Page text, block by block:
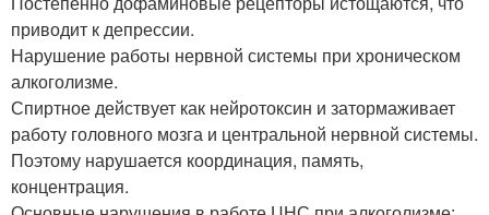
приводит к депрессии.
Нарушение работы нервной системы при хроническом
алкоголизме.
Спиртное действует как нейротоксин и затормаживает
работу головного мозга и центральной нервной системы.
Поэтому нарушается координация‍, память,
концентрация.